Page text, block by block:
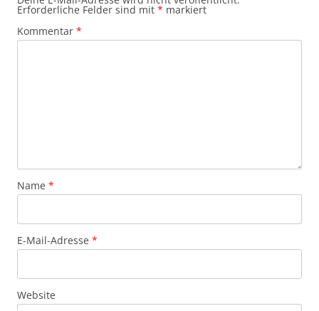
Erforderliche Felder sind mit * markiert
Kommentar *
Name *
E-Mail-Adresse *
Website